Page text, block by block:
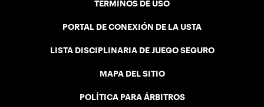
TÉRMINOS DE USO
PORTAL DE CONEXIÓN DE LA USTA
LISTA DISCIPLINARIA DE JUEGO SEGURO
MAPA DEL SITIO
POLÍTICA PARA ÁRBITROS